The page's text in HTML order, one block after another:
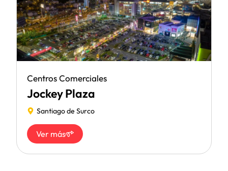
Centros Comerciales
Jockey Plaza
Santiago de Surco
Ver más